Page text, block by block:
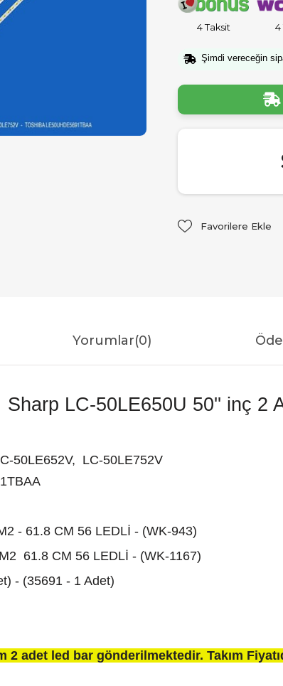
4 Taksit 4
Şimdi vereceğin
Favorilere Ekle
Yorumlar(0)
Sharp LC-50LE650U 50'' inç 2
50LE652V, LC-50LE752V
- 61.8 CM 56 LEDLİ - (WK-943)
61.8 CM 56 LEDLİ - (WK-1167)
- (35691 - 1 Adet)
2 adet led bar gönderilmektedir. Takım